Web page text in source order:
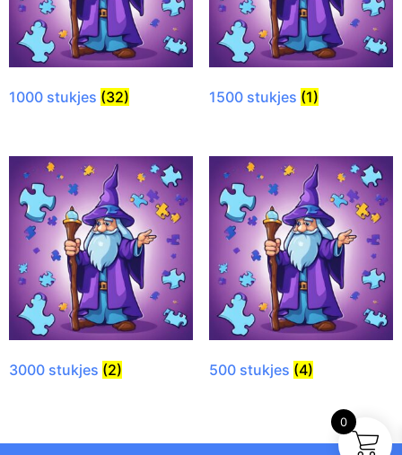
1000 stukjes (32) 1500 stukjes (1)
3000 stukjes (2) 500 stukjes (4)
0